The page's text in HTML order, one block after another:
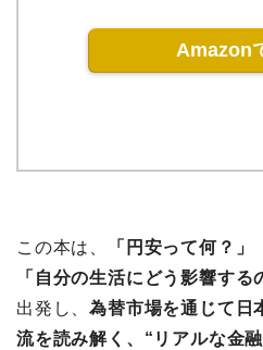
Amazon
この本は、
「円安って何？」
「自分の生活にどう影響する
出発し、為替市場を通じて日
流を読み解く、“リアルな金